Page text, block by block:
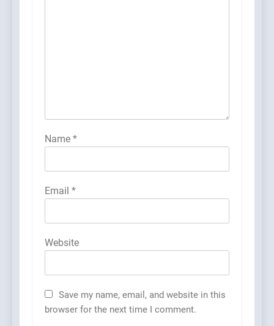
Name *
Email *
Website
Save my name, email, and website in this
browser for the next time I comment.